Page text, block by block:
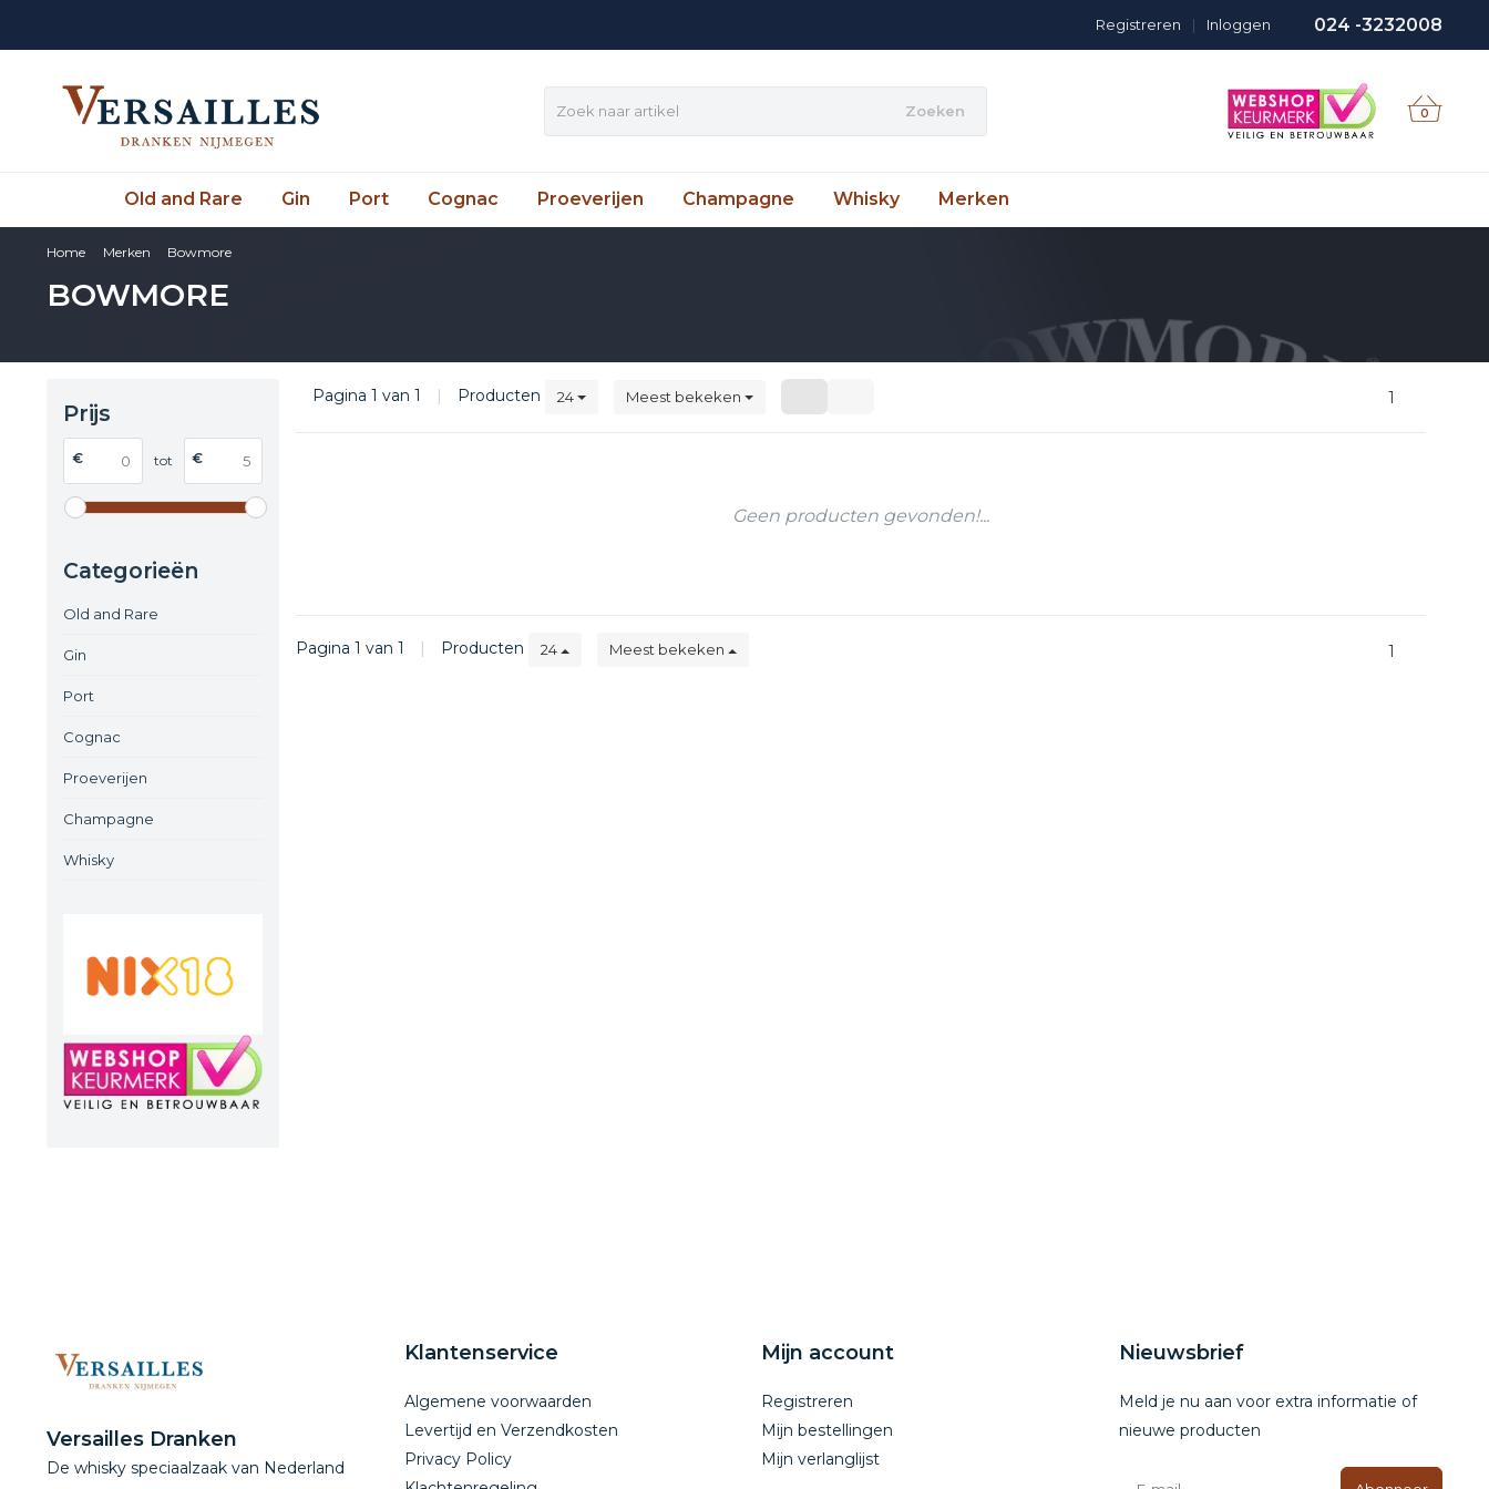
024 -3232008
Inloggen
|
Registreren
Zoeken 0
Old and Rare Gin Port Cognac Proeverijen Champagne Whisky Merken
Home Merken Bowmore
BOWMORE
Prijs
€ tot €
Categorieën
Old and Rare
Gin
Port
Cognac
Proeverijen
Champagne
Whisky
Pagina 1 van 1 | Producten 24 Meest bekeken 1
Geen producten gevonden!...
Pagina 1 van 1 | Producten 24 Meest bekeken 1
Versailles Dranken
De whisky speciaalzaak van Nederland
Klantenservice
Algemene voorwaarden
Levertijd en Verzendkosten
Privacy Policy
Mijn account
Registreren
Mijn bestellingen
Mijn verlanglijst
Nieuwsbrief
Meld je nu aan voor extra informatie of
nieuwe producten